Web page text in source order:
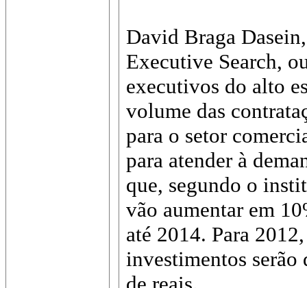
David Braga
Executive Search,
executivos do alto
volume das
para o setor
para atender à
que, segundo o
vão aumentar em
até 2014. Para
investimentos serão